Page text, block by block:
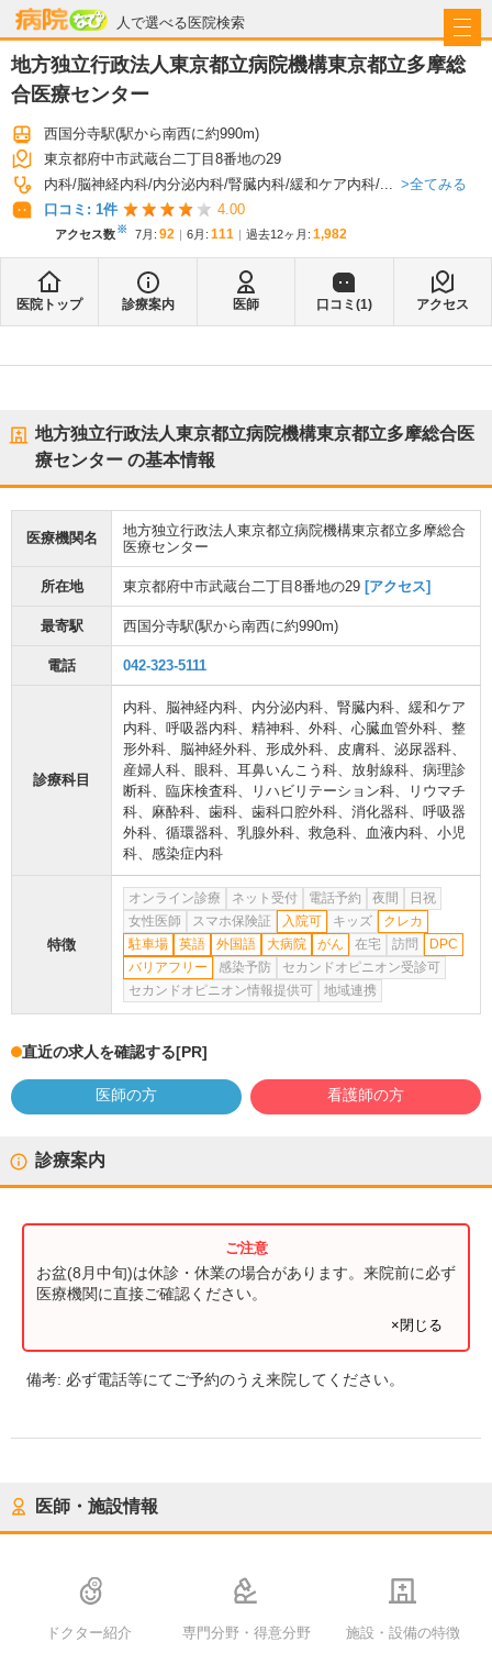
人で選べる医院検索
病院なび
地方独立行政法人東京都立病院機構東京都立多摩総
合医療センター
西国分寺駅(駅から南西に約990m)
東京都府中市武蔵台二丁目8番地の29
内科 脳神経内科 内分泌内科 腎臓内科 緩和ケア内科 ...
全てみる
口コミ: 1件 4.00
アクセス数※ 7月 : 92 6月 : 111 過去12ヶ月: 1,982
医院トップ 診療案内 医師 口コミ(1) アクセス
地方独立行政法人東京都立病院機構東京都立多摩総合医
療センター の基本情報
医療機関名
地方独立行政法人東京都立病院機構東京都立多摩総合
医療センター
所在地 東京都府中市武蔵台二丁目8番地の29 [アクセス]
最寄駅 西国分寺駅(駅から南西に約990m)
電話 042-323-5111
診療科目
内科、 脳神経内科、 内分泌内科、 腎臓内科、 緩和ケア
内科、 呼吸器内科、 精神科、 外科、 心臓血管外科、 整
形外科、 脳神経外科、 形成外科、 皮膚科、 泌尿器科、
産婦人科、 眼科、 耳鼻いんこう科、 放射線科、 病理診
断科、 臨床検査科、 リハビリテーション科、
リウマチ
科、 麻酔科、 歯科、 歯科口腔外科、 消化器科、 呼吸器
外科、 循環器科、 乳腺外科、 救急科、 血液内科、 小児
科、 感染症内科
特徴
オンライン診療 ネット受付 電話予約 夜間
日祝
女性医師
スマホ保険証 入院可 キッズ
クレカ
駐車場
英語 外国語 大病院 がん 在宅 訪問
DPC
バリアフリー
感染予防
セカンドオピニオン受診可
セカンドオピニオン情報提供可
地域連携
直近の求人を確認する[PR]
医師の方 看護師の方
診療案内
お盆(8月中旬)は休診・休業の場合があります。来院前に必ず
医療機関に直接ご確認ください。
×閉じる
備考: 必ず電話等にてご予約のうえ来院してください。
医師・施設情報
ドクター紹介 専門分野・得意分野 施設・設備の特徴